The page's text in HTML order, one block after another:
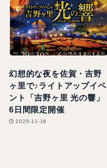
幻想的な夜を佐賀・吉野
ヶ里で♪ライトアップイベ
ント「吉野ヶ里 光の響」
6日間限定開催
2025-11-16